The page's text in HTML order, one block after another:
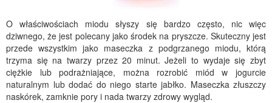
O właściwościach miodu słyszy się bardzo często, nic więc
dziwnego, że jest polecany jako środek na pryszcze. Skuteczny jest
przede wszystkim jako maseczka z podgrzanego miodu, którą
trzyma się na twarzy przez 20 minut. Jeżeli to wydaje się zbyt
ciężkie lub podrażniające, można rozrobić miód w jogurcie
naturalnym lub dodać do niego starte jabłko. Maseczka złuszczy
naskórek, zamknie pory i nada twarzy zdrowy wygląd.